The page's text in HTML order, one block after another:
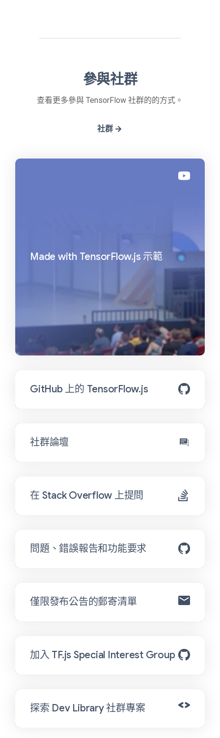
參與社群
查看更多參與 TensorFlow 社群的的方式。
社群
Made with TensorFlow.js 示範
GitHub 上的 TensorFlow.js
社群論壇
在 Stack Overflow 上提問
問題、錯誤報告和功能要求
僅限發布公告的郵寄清單
加入 TF.js Special Interest Group
探索 Dev Library 社群專案